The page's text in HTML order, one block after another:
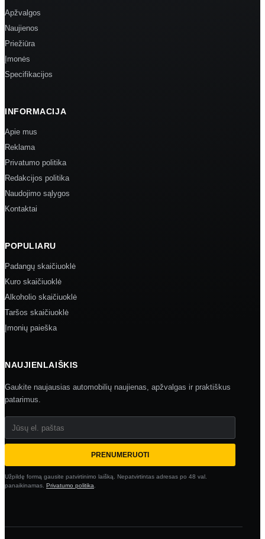
Apžvalgos
Naujienos
Priežiūra
Įmonės
Specifikacijos
INFORMACIJA
Apie mus
Reklama
Privatumo politika
Redakcijos politika
Naudojimo sąlygos
Kontaktai
POPULIARU
Padangų skaičiuoklė
Kuro skaičiuoklė
Alkoholio skaičiuoklė
Taršos skaičiuoklė
Įmonių paieška
NAUJIENLAIŠKIS
Gaukite naujausias automobilių naujienas, apžvalgas ir praktiškus
patarimus.
Jūsų el. paštas
PRENUMERUOTI
Užpildę formą gausite patvirtinimo laišką. Nepatvirtintas adresas po 48 val.
panaikinamas. Privatumo politika.